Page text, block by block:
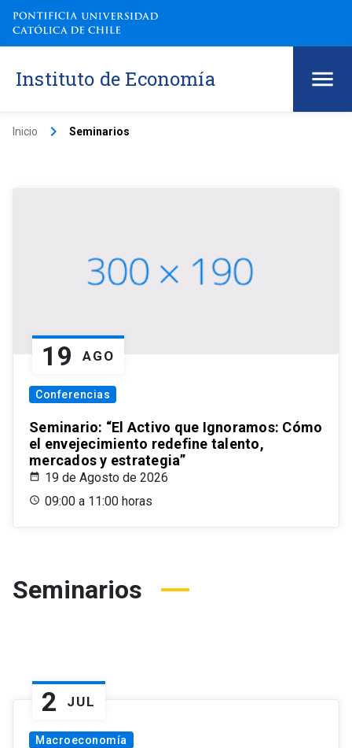
Instituto de Economía
Inicio keyboard_arrow_right Seminarios
19 AGO
Conferencias
Seminario: “El Activo que Ignoramos: Cómo
el envejecimiento redefine talento,
mercados y estrategia”
19 de Agosto de 2026
09:00 a 11:00 horas
Seminarios
2 JUL
Macroeconomía